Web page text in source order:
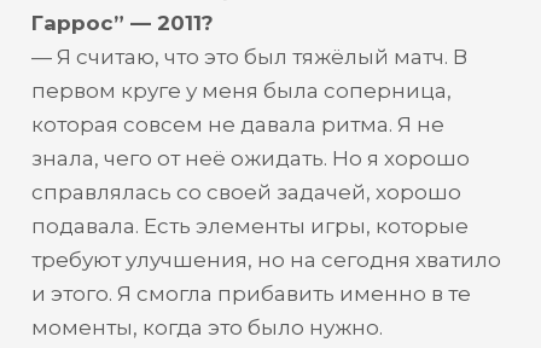
Гаррос” — 2011?
— Я считаю, что это был тяжёлый матч. В
первом круге у меня была соперница,
которая совсем не давала ритма. Я не
знала, чего от неё ожидать. Но я хорошо
справлялась со своей задачей, хорошо
подавала. Есть элементы игры, которые
требуют улучшения, но на сегодня хватило
и этого. Я смогла прибавить именно в те
моменты, когда это было нужно.